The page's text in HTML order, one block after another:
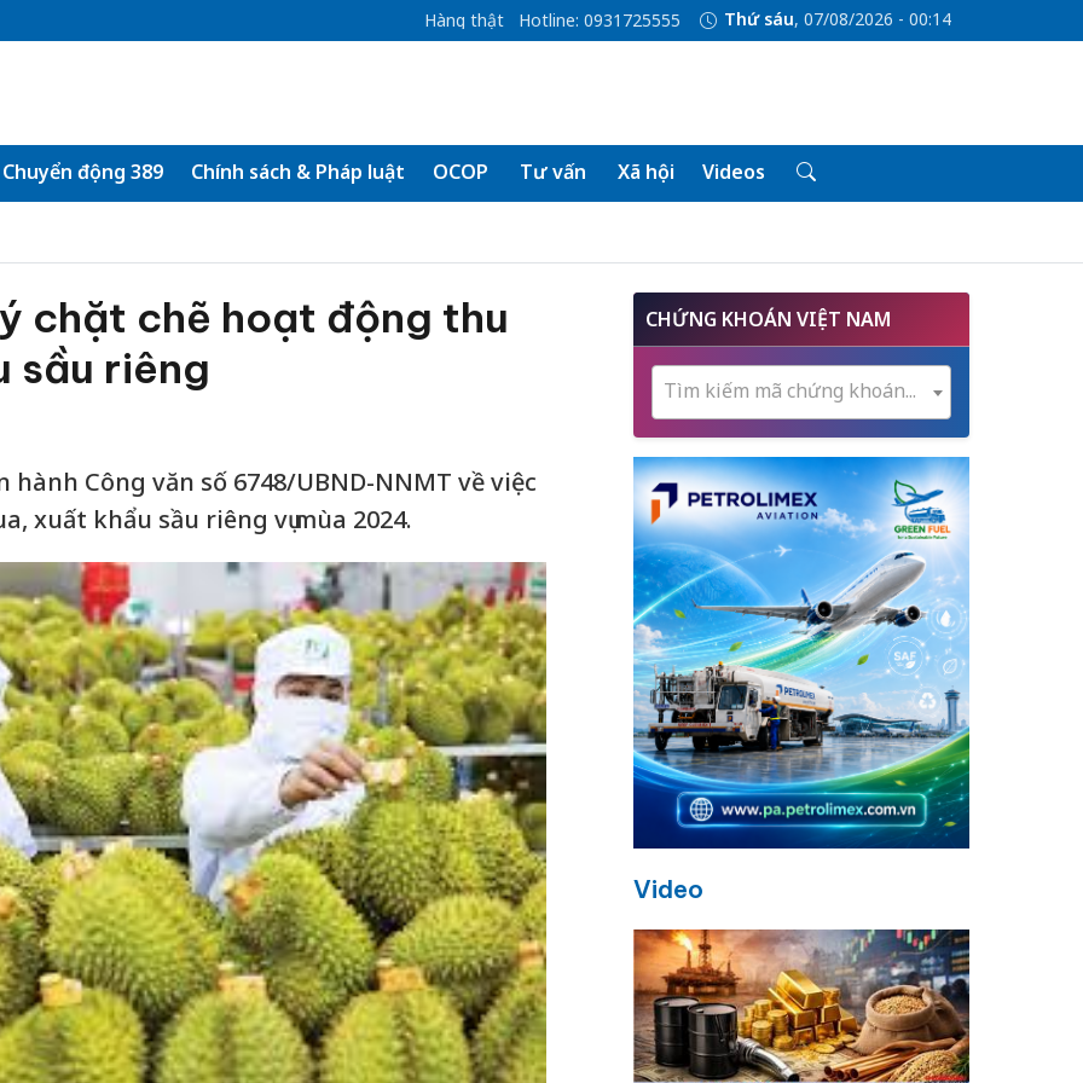
Hàng thật Hotline: 0931725555 Thứ sáu, 07/08/2026 - 00:14
Chuyển động 389 Chính sách & Pháp luật OCOP Tư vấn Xã hội Videos
chặt chẽ hoạt động thu
sầu riêng
hành Công văn số 6748/UBND-NNMT về việc
xuất khẩu sầu riêng vụ mùa 2024.
CHỨNG KHOÁN VIỆT NAM
Tìm kiếm mã chứng khoán...
Video